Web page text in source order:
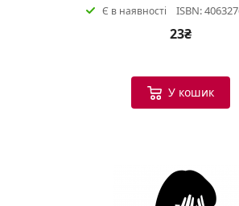
Є в наявності ISBN:
23₴
У кошик